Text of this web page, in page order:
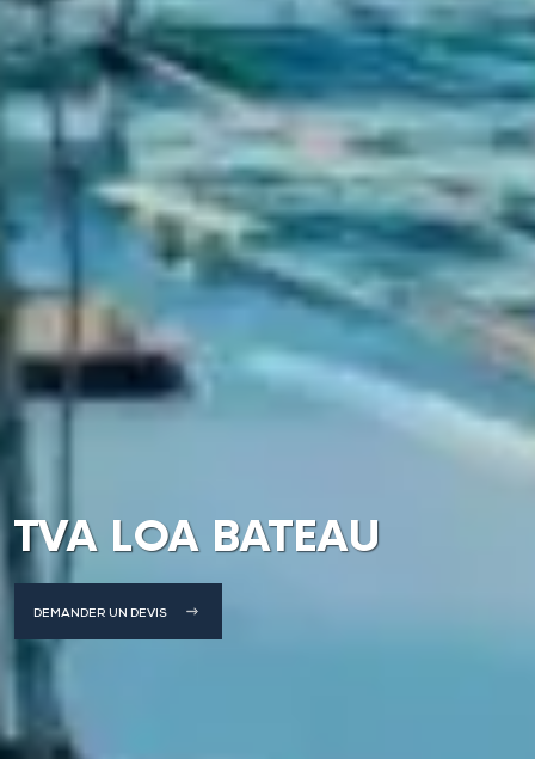
TVA LOA BATEAU
DEMANDER UN DEVIS